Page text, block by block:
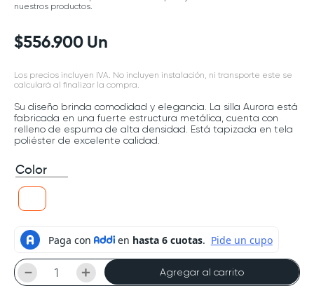
nuestros productos.
$556.900 Un
Los precios incluyen IVA. No incluyen instalación, ni transporte este se
calculará al finalizar la compra.
Su diseño brinda comodidad y elegancia. La silla Aurora está
fabricada en una fuerte estructura metálica, cuenta con
relleno de espuma de alta densidad. Está tapizada en tela
poliéster de excelente calidad.
Color
＋
－ Agregar al carrito